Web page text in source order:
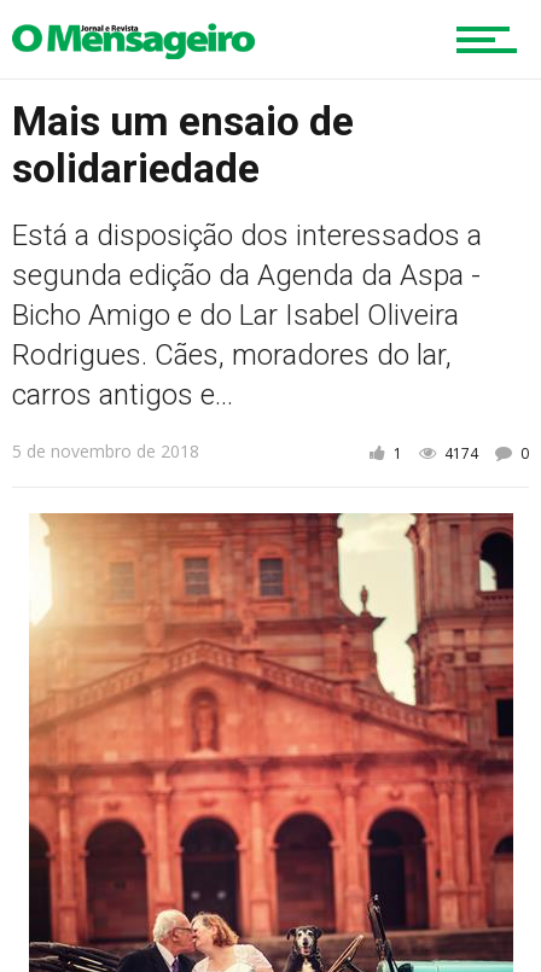
Cultura
Turismo
Cidade
Meio Ambiente
Mais um ensaio de
solidariedade
Está a disposição dos interessados a
segunda edição da Agenda da Aspa -
Bicho Amigo e do Lar Isabel Oliveira
Rodrigues. Cães, moradores do lar,
carros antigos e...
5 de novembro de 2018 1 4174 0